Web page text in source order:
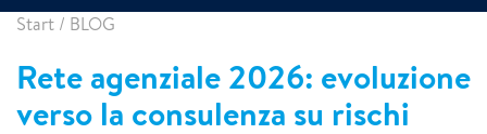
Start / BLOG
Rete agenziale 2026: evoluzione
verso la consulenza su rischi